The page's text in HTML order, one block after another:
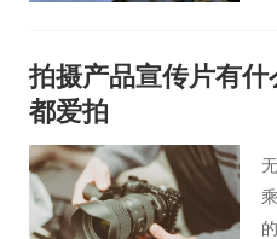
拍摄产品宣传片有
都爱拍